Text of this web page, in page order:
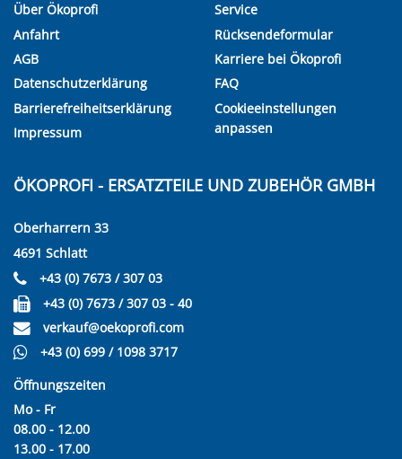
Über Ökoprofi
Anfahrt
AGB
Datenschutzerklärung
Barrierefreiheitserklärung
Impressum
Service
Rücksendeformular
Karriere bei Ökoprofi
FAQ
Cookieeinstellungen
anpassen
ÖKOPROFI - ERSATZTEILE UND ZUBEHÖR GMBH
Oberharrern 33
4691 Schlatt
+43 (0) 7673 / 307 03
+43 (0) 7673 / 307 03 - 40
verkauf@oekoprofi.com
+43 (0) 699 / 1098 3717
Öffnungszeiten
Mo - Fr
08.00 - 12.00
13.00 - 17.00